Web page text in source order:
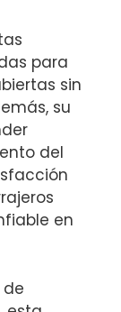
para
sin
su
del
en
de